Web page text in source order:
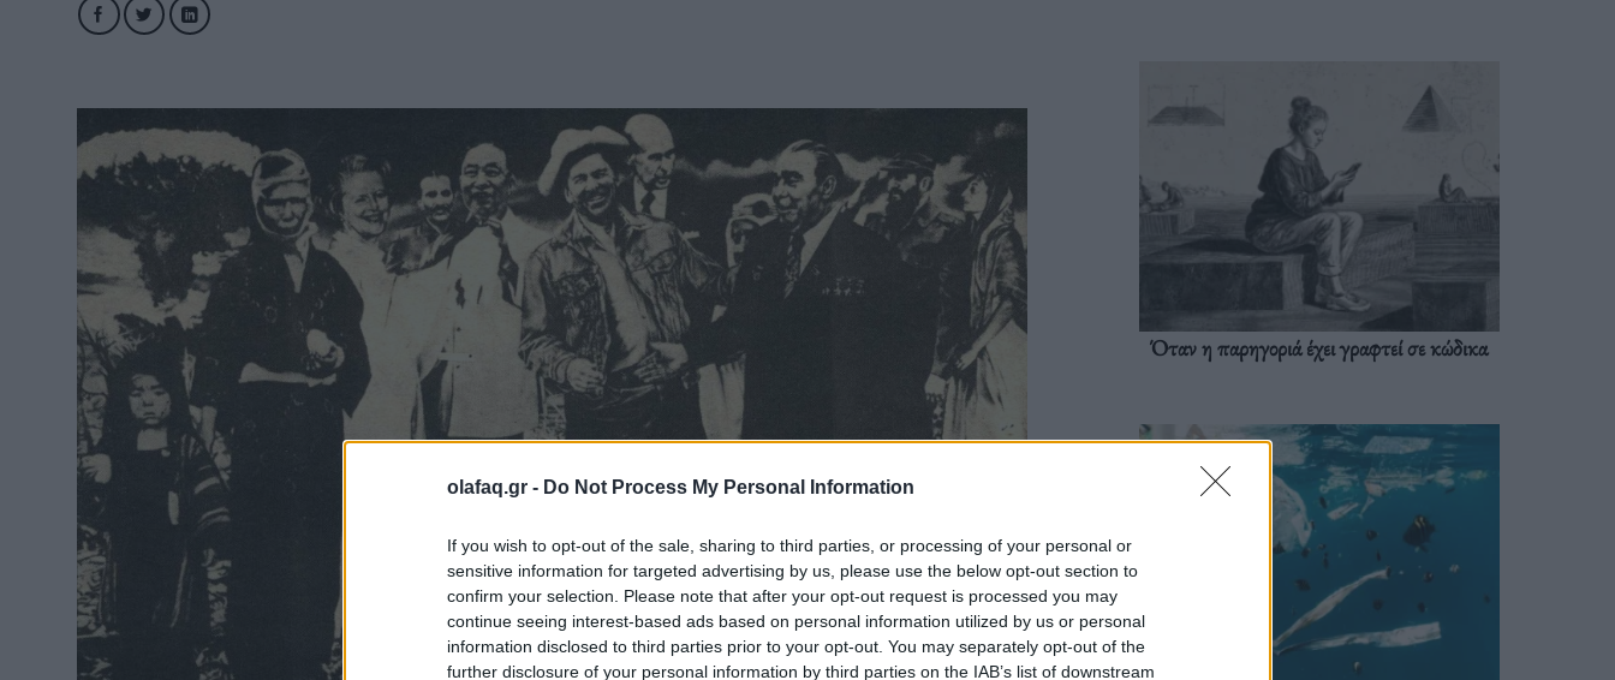
olafaq.gr - Do Not Process My Personal Information
If you wish to opt-out of the sale, sharing to third parties, or processing of your personal or
sensitive information for targeted advertising by us, please use the below opt-out section to
confirm your selection. Please note that after your opt-out request is processed you may
continue seeing interest-based ads based on personal information utilized by us or personal
information disclosed to third parties prior to your opt-out. You may separately opt-out of the
further disclosure of your personal information by third parties on the IAB’s list of downstream
Όταν η παρηγοριά έχει γραφτεί σε κώδικα